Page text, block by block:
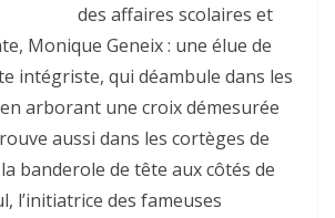
des affaires scolaires et
Monique Geneix : une élue de
intégriste, qui déambule dans les
arborant une croix démesurée
aussi dans les cortèges de
banderole de tête aux côtés de
l’initiatrice des fameuses